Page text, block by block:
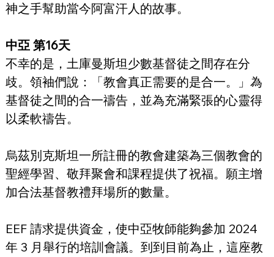
神之手幫助當今阿富汗人的故事。
中亞 第16天
不幸的是，土庫曼斯坦少數基督徒之間存在分
歧。領袖們說：「教會真正需要的是合一。」為
基督徒之間的合一禱告，並為充滿緊張的心靈得
以柔軟禱告。
烏茲別克斯坦一所註冊的教會建築為三個教會的
聖經學習、敬拜聚會和課程提供了祝福。願主增
加合法基督教禮拜場所的數量。
EEF 請求提供資金，使中亞牧師能夠參加 2024
年 3 月舉行的培訓會議。到到目前為止，這座教